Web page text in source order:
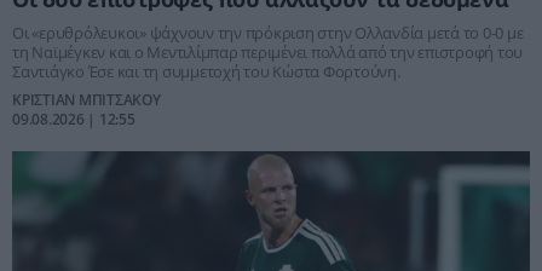
Οι «ερυθρόλευκοι» ψάχνουν την πρόκριση στην Ολλανδία μετά το 0-0 με
τη Ναϊμέγκεν και ο Μεντιλίμπαρ περιμένει πολλά από την επιστροφή του
Σαντιάγκο Έσε και τη συμμετοχή του Κώστα Φορτούνη.
ΚΡΙΣΤΙΑΝ ΜΠΙΤΣΑΚΟΥ
09.08.2026 | 12:55